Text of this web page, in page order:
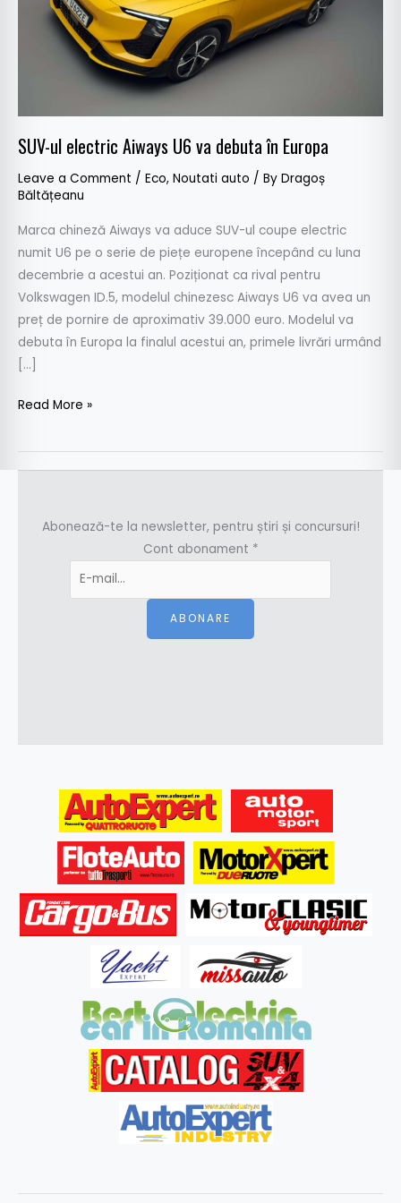
SUV-ul electric Aiways U6 va debuta în Europa
Leave a Comment / Eco, Noutati auto / By Dragoș
Băltățeanu
Marca chineză Aiways va aduce SUV-ul coupe electric
numit U6 pe o serie de piețe europene începând cu luna
decembrie a acestui an. Poziționat ca rival pentru
Volkswagen ID.5, modelul chinezesc Aiways U6 va avea un
preț de pornire de aproximativ 39.000 euro. Modelul va
debuta în Europa la finalul acestui an, primele livrări urmând
[…]
Europa
Read More »
Abonează-te la newsletter, pentru știri și concursuri!
Cont abonament *
ABONARE